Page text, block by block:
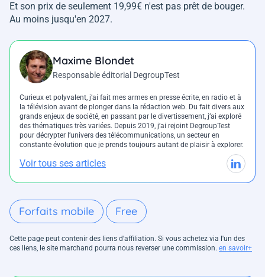
Et son prix de seulement 19,99€ n'est pas prêt de bouger.
Au moins jusqu'en 2027.
Maxime Blondet
Responsable éditorial DegroupTest
Curieux et polyvalent, j’ai fait mes armes en presse écrite, en radio et à
la télévision avant de plonger dans la rédaction web. Du fait divers aux
grands enjeux de société, en passant par le divertissement, j’ai exploré
des thématiques très variées. Depuis 2019, j’ai rejoint DegroupTest
pour décrypter l’univers des télécommunications, un secteur en
constante évolution que je prends toujours autant de plaisir à explorer.
Voir tous ses articles
Forfaits mobile Free
Cette page peut contenir des liens d’affiliation. Si vous achetez via l'un des
ces liens, le site marchand pourra nous reverser une commission. en savoir+